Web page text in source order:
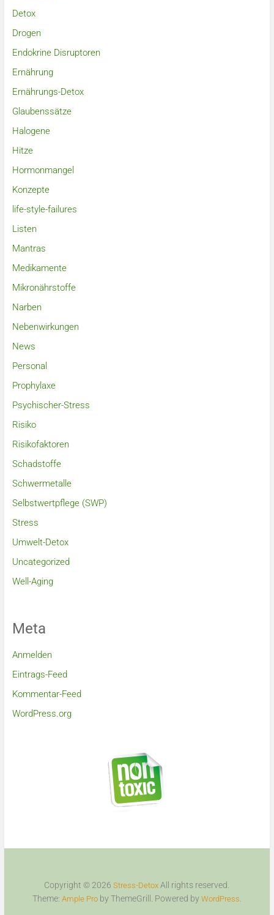
Detox
Drogen
Endokrine Disruptoren
Ernährung
Ernährungs-Detox
Glaubenssätze
Halogene
Hitze
Hormonmangel
Konzepte
life-style-failures
Listen
Mantras
Medikamente
Mikronährstoffe
Narben
Nebenwirkungen
News
Personal
Prophylaxe
Psychischer-Stress
Risiko
Risikofaktoren
Schadstoffe
Schwermetalle
Selbstwertpflege (SWP)
Stress
Umwelt-Detox
Uncategorized
Well-Aging
Meta
Anmelden
Eintrags-Feed
Kommentar-Feed
WordPress.org
Copyright © 2026Stress-Detox All rights reserved.
Theme: Ample Proby ThemeGrill. Powered by WordPress